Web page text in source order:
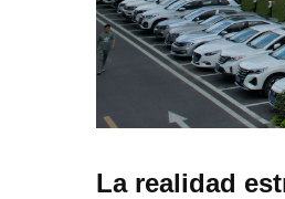
La realidad